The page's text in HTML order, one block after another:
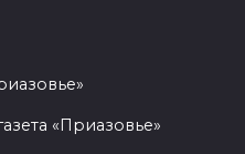
«Приазовье»